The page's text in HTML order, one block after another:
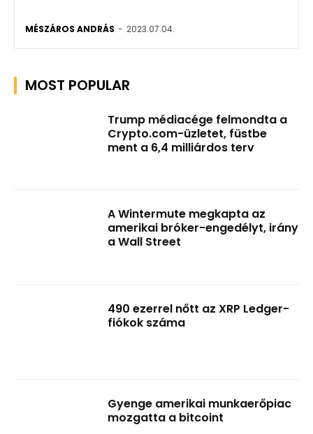
MÉSZÁROS ANDRÁS - 2023.07.04.
MOST POPULAR
Trump médiacége felmondta a
Crypto.com-üzletet, füstbe
ment a 6,4 milliárdos terv
A Wintermute megkapta az
amerikai bróker-engedélyt, irány
a Wall Street
490 ezerrel nőtt az XRP Ledger-
fiókok száma
Gyenge amerikai munkaerőpiac
mozgatta a bitcoint